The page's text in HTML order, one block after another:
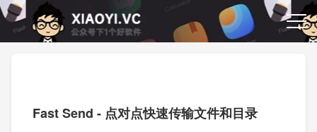
Fast Send - 点对点快速传输文件和目录